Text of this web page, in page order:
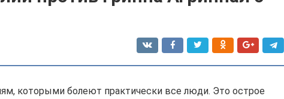
которыми болеют практически все люди. Это острое